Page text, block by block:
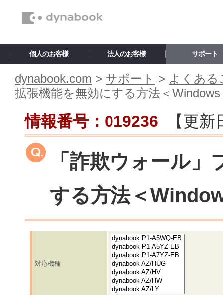
個人のお客様 法人のお客様 サポート
dynabook.com > サポート > よくある
拡張機能を無効にする方法＜Windows
情報番号：019236 【更新
「詐欺ウォール
する方法＜
対応機種